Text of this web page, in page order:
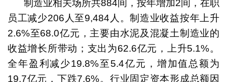
制造业相关场所共884间，按年增加2间，在职
员工减少206人至9,484人。制造业收益按年上升
2.6%至68.0亿元，主要由水泥及混凝土制造业的
收益增长所带动；支出为62.6亿元，上升5.1%。
全年盈利减少19.8%至5.4亿元，增加值总额为
19.7亿元，下跌7.6%。行业固定资本形成总额因